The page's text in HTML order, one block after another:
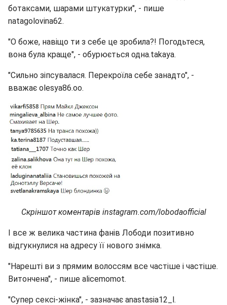
ботаксами, шарами штукатурки", - пише
natagolovina62.
"О боже, навіщо ти з себе це зробила?! Погодьтеся,
вона була краще", - обурюється одна.takaya.
"Сильно зіпсувалася. Перекроїла себе занадто", -
вважає olesya86.oo.
Скріншот коментарів instagram.com/lobodaofficial
І все ж велика частина фанів Лободи позитивно
відгукнулися на адресу її нового знімка.
"Нарешті ви з прямим волоссям все частіше і частіше.
Витончена", - пише alicemomot.
"Супер сексі-жінка", - зазначає anastasia12_l.